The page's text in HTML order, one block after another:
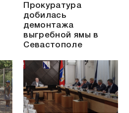
Прокуратура
добилась
демонтажа
выгребной ямы в
Севастополе